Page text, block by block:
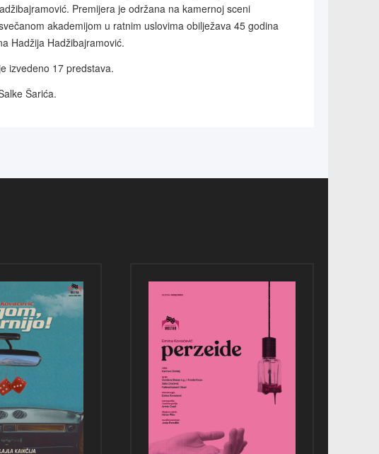
Premijera je održana na kamernoj sceni
akademijom u ratnim uslovima obilježava 45 godina
Hadžija Hadžibajramović.
izvedeno 17 predstava.
Šarića.